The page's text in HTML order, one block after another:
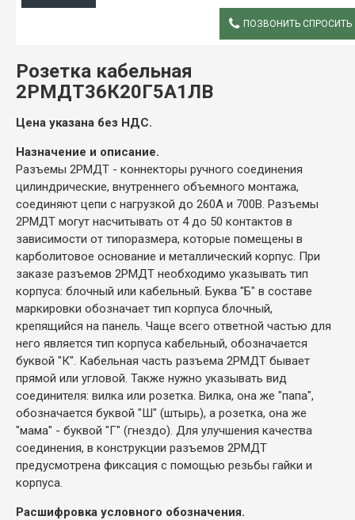
ПОЗВОНИТЬ СПРОСИТЬ
Розетка кабельная
2РМДТ36К20Г5А1ЛВ
Цена указана без НДС.
Назначение и описание.
Разъемы 2РМДТ - коннекторы ручного соединения
цилиндрические, внутреннего объемного монтажа,
соединяют цепи с нагрузкой до 260А и 700В. Разъемы
2РМДТ могут насчитывать от 4 до 50 контактов в
зависимости от типоразмера, которые помещены в
карболитовое основание и металлический корпус. При
заказе разъемов 2РМДТ необходимо указывать тип
корпуса: блочный или кабельный. Буква "Б" в составе
маркировки обозначает тип корпуса блочный,
крепящийся на панель. Чаще всего ответной частью для
него является тип корпуса кабельный, обозначается
буквой "К". Кабельная часть разъема 2РМДТ бывает
прямой или угловой. Также нужно указывать вид
соединителя: вилка или розетка. Вилка, она же "папа",
обозначается буквой "Ш" (штырь), а розетка, она же
"мама" - буквой "Г" (гнездо). Для улучшения качества
соединения, в конструкции разъемов 2РМДТ
предусмотрена фиксация с помощью резьбы гайки и
корпуса.
Расшифровка условного обозначения.